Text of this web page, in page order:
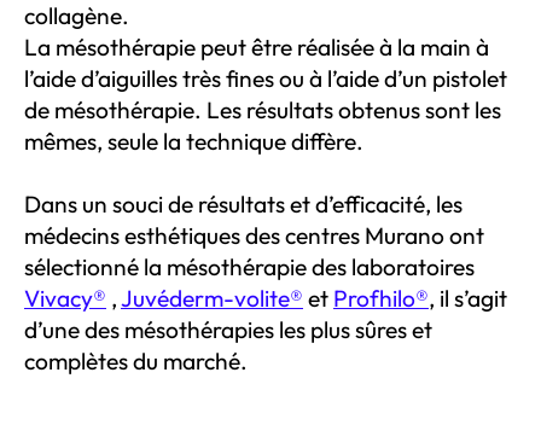
collagène.
La mésothérapie peut être réalisée à la main à
l’aide d’aiguilles très fines ou à l’aide d’un pistolet
de mésothérapie. Les résultats obtenus sont les
mêmes, seule la technique diffère.
Dans un souci de résultats et d’efficacité, les
médecins esthétiques des centres Murano ont
sélectionné la mésothérapie des laboratoires
Vivacy® ,Juvéderm-volite® et Profhilo®, il s’agit
d’une des mésothérapies les plus sûres et
complètes du marché.